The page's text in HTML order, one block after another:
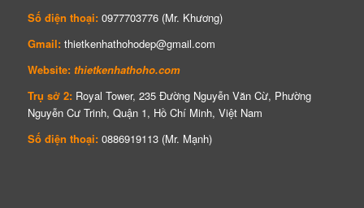
Số điện thoại:0977703776 (Mr. Khương)
Gmail:thietkenhathohodep@gmail.com
Website:thietkenhathoho.com
Trụ sở 2:Royal Tower, 235 Đường Nguyễn Văn Cừ, Phường
Nguyễn Cư Trinh, Quận 1, Hồ Chí Minh, Việt Nam
Số điện thoại:0886919113 (Mr. Mạnh)